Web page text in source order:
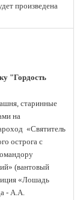
произведена
"Гордость
старинные
на
«Святитель
острога с
(вантовый
«Лошадь
- А.А.